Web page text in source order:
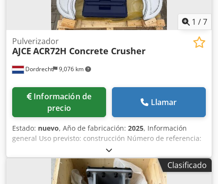
1 /7
Dordrecht 9,076 km
Pulverizador
AJCE ACR72H Concrete Crusher
Información de
precio
Llamar
Estado: nuevo, Año de fabricación: 2025, Información
general Uso previsto: construcción Número de referencia:
3 Pesos Peso en vacío: 1.000 kg Características
Dimensiones del espacio de carga: 150 x 100 x 50 cm
Marcado CE: sí Estado Estado general: muy bueno Estado
técnico: muy bueno Estado estético: muy bueno
Clasificado